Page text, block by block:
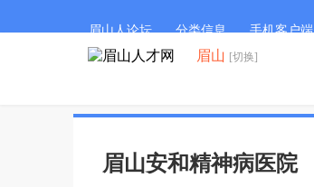
眉山人论坛 分类信息 手机客户端
眉山 [切换]
眉山安和精神病医院